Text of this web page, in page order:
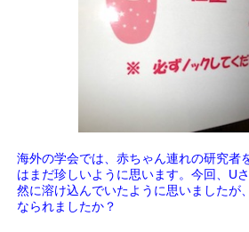
海外の学会では、赤ちゃん連れの研究者
はまだ珍しいように思います。今回、U
然に溶け込んでいたように思いましたが
なられましたか？